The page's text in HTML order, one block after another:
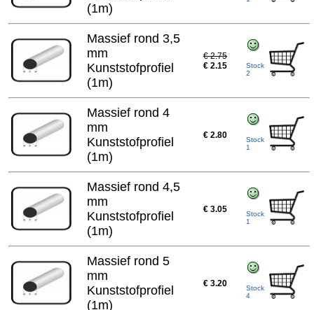
(1m)
Massief rond 3,5
mm
Kunststofprofiel
(1m)
€ 2.75
€ 2.15
Stock
2
Massief rond 4
mm
Kunststofprofiel
(1m)
€ 2.80
Stock
1
Massief rond 4,5
mm
Kunststofprofiel
(1m)
€ 3.05
Stock
1
Massief rond 5
mm
Kunststofprofiel
(1m)
€ 3.20
Stock
4